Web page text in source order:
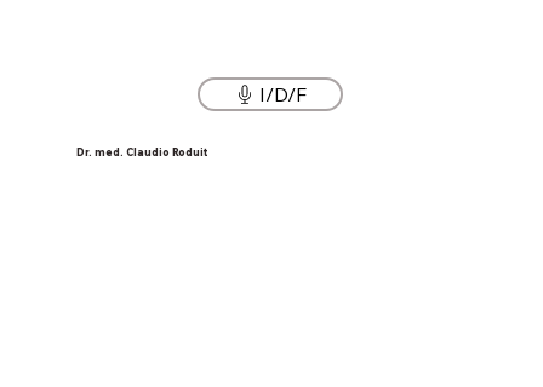
I/D/F
Dr. med. Claudio Roduit